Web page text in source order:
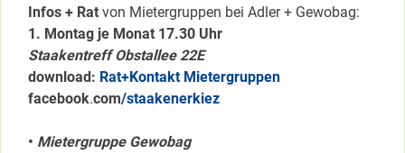
Infos + Rat von Mietergruppen bei Adler + Gewobag:
1. Montag je Monat 17.30 Uhr
Staakentreff Obstallee 22E
download: Rat+Kontakt Mietergruppen
facebook.com/staakenerkiez
• Mietergruppe Gewobag